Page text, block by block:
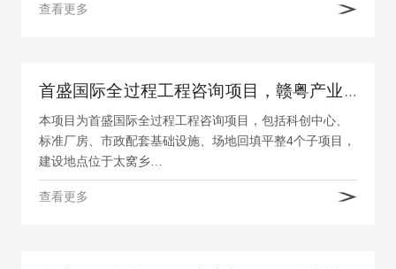
查看更多
首盛国际全过程工程咨询项目，赣粤产业合作区（南康片区）标准厂房及配套基础设施项目一期
本项目为首盛国际全过程工程咨询项目，包括科创中心、
标准厂房、市政配套基础设施、场地回填平整4个子项目，
建设地点位于太窝乡…
查看更多